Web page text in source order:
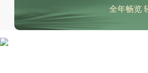
全年畅览